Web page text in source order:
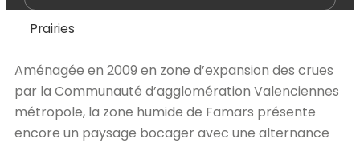
Prairies
Aménagée en 2009 en zone d’expansion des crues
par la Communauté d’agglomération Valenciennes
métropole, la zone humide de Famars présente
encore un paysage bocager avec une alternance